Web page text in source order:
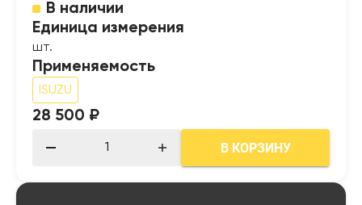
В наличии
Единица измерения
шт.
Применяемость
ISUZU
28 500 ₽
В КОРЗИНУ